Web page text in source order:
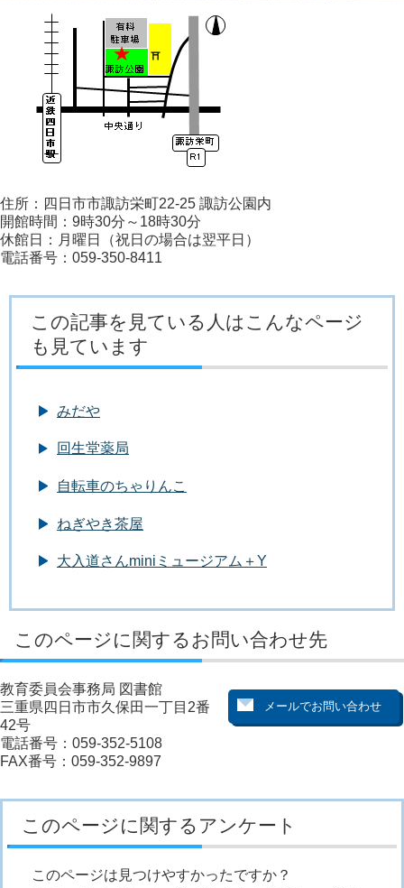
住所：四日市市諏訪栄町22-25 諏訪公園内
開館時間：9時30分～18時30分
休館日：月曜日（祝日の場合は翌平日）
電話番号：059-350-8411
この記事を見ている人はこんなページ
も見ています
みだや
回生堂薬局
自転車のちゃりんこ
ねぎやき茶屋
大入道さんminiミュージアム＋Y
このページに関するお問い合わせ先
教育委員会事務局 図書館
三重県四日市市久保田一丁目2番
42号
電話番号：059-352-5108
FAX番号：059-352-9897
このページに関するアンケート
このページは見つけやすかったですか？